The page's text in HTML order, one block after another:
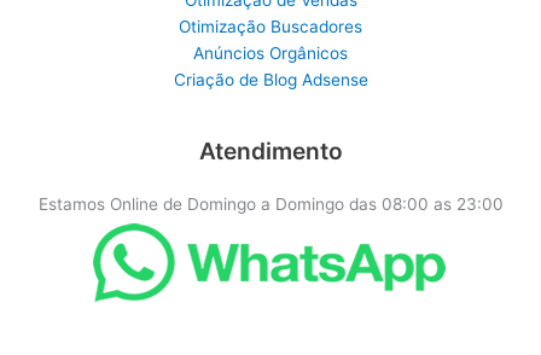
Otimização Buscadores
Anúncios Orgânicos
Criação de Blog Adsense
Atendimento
Estamos Online de Domingo a Domingo das 08:00 as 23:00